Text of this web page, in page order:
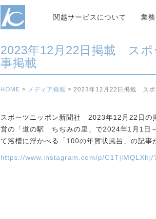
関越サービスについて 業
2023年12月22日掲載 ス
事掲載
HOME > メディア掲載 > 2023年12月22日掲載 スポ
スポーツニッポン新聞社 2023年12月22日の
営の「道の駅 ちぢみの里」で2024年1月1日
て浴槽に浮かべる「100の年賀状風呂」の記事
https://www.instagram.com/p/C1TjlMQLXhj/